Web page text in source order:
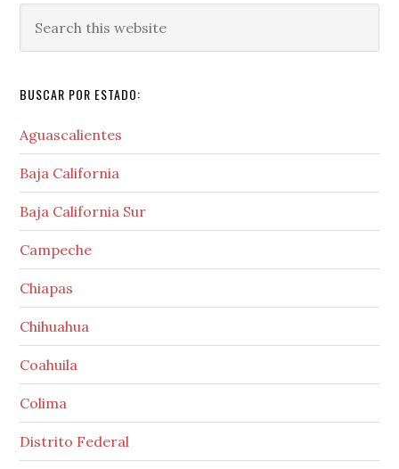
this
BUSCAR POR ESTADO:
Aguascalientes
Baja California
Baja California Sur
Campeche
Chiapas
Chihuahua
Coahuila
Colima
Distrito Federal